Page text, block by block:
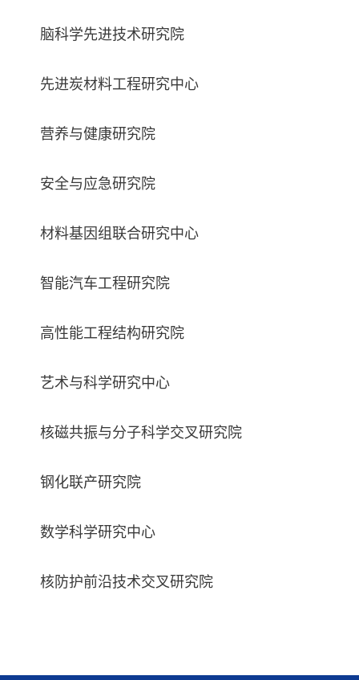
脑科学先进技术研究院
先进炭材料工程研究中心
营养与健康研究院
安全与应急研究院
材料基因组联合研究中心
智能汽车工程研究院
高性能工程结构研究院
艺术与科学研究中心
核磁共振与分子科学交叉研究院
钢化联产研究院
数学科学研究中心
核防护前沿技术交叉研究院